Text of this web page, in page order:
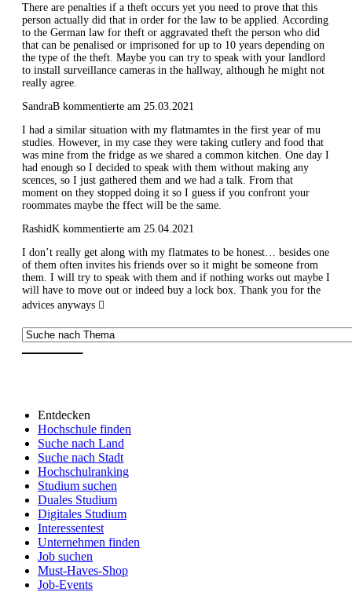
There are penalties if a theft occurs yet you need to prove that this
person actually did that in order for the law to be applied. According
to the German law for theft or aggravated theft the person who did
that can be penalised or imprisoned for up to 10 years depending on
the type of the theft. Maybe you can try to speak with your landlord
to install surveillance cameras in the hallway, although he might not
really agree.
SandraB kommentierte am 25.03.2021
I had a similar situation with my flatmamtes in the first year of mu
studies. However, in my case they were taking cutlery and food that
was mine from the fridge as we shared a common kitchen. One day I
had enough so I decided to speak with them without making any
scences, so I just gathered them and we had a talk. From that
moment on they stopped doing it so I guess if you confront your
roommates maybe the ffect will be the same.
RashidK kommentierte am 25.04.2021
I don’t really get along with my flatmates to be honest… besides one
of them often invites his friends over so it might be someone from
them. I will try to speak with them and if nothing works out maybe I
will have to move out or indeed buy a lock box. Thank you for the
advices anyways 
Entdecken
Hochschule finden
Suche nach Land
Suche nach Stadt
Hochschulranking
Studium suchen
Duales Studium
Digitales Studium
Interessentest
Unternehmen finden
Job suchen
Must-Haves-Shop
Job-Events